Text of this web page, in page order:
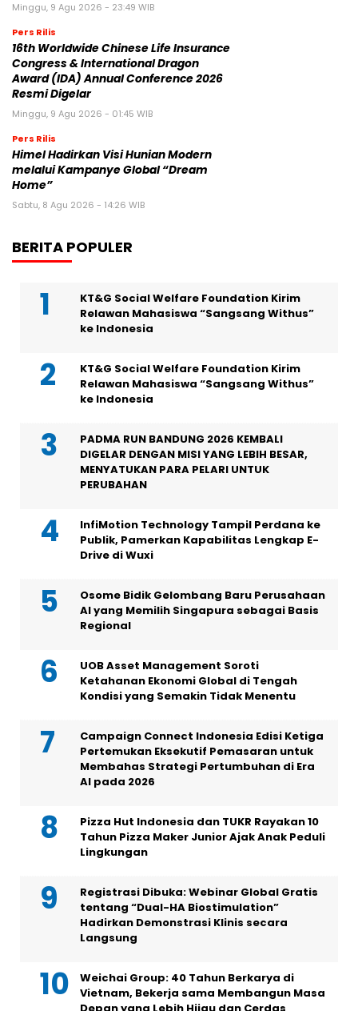
Minggu, 9 Agu 2026 - 23:49 WIB
Pers Rilis
16th Worldwide Chinese Life Insurance
Congress & International Dragon
Award (IDA) Annual Conference 2026
Resmi Digelar
Minggu, 9 Agu 2026 - 01:45 WIB
Pers Rilis
Himel Hadirkan Visi Hunian Modern
melalui Kampanye Global “Dream
Home”
Sabtu, 8 Agu 2026 - 14:26 WIB
BERITA POPULER
KT&G Social Welfare Foundation Kirim
Relawan Mahasiswa “Sangsang Withus”
ke Indonesia
KT&G Social Welfare Foundation Kirim
Relawan Mahasiswa “Sangsang Withus”
ke Indonesia
PADMA RUN BANDUNG 2026 KEMBALI
DIGELAR DENGAN MISI YANG LEBIH BESAR,
MENYATUKAN PARA PELARI UNTUK
PERUBAHAN
InfiMotion Technology Tampil Perdana ke
Publik, Pamerkan Kapabilitas Lengkap E-
Drive di Wuxi
Osome Bidik Gelombang Baru Perusahaan
AI yang Memilih Singapura sebagai Basis
Regional
UOB Asset Management Soroti
Ketahanan Ekonomi Global di Tengah
Kondisi yang Semakin Tidak Menentu
Campaign Connect Indonesia Edisi Ketiga
Pertemukan Eksekutif Pemasaran untuk
Membahas Strategi Pertumbuhan di Era
AI pada 2026
Pizza Hut Indonesia dan TUKR Rayakan 10
Tahun Pizza Maker Junior Ajak Anak Peduli
Lingkungan
Registrasi Dibuka: Webinar Global Gratis
tentang “Dual-HA Biostimulation”
Hadirkan Demonstrasi Klinis secara
Langsung
Weichai Group: 40 Tahun Berkarya di
Vietnam, Bekerja sama Membangun Masa